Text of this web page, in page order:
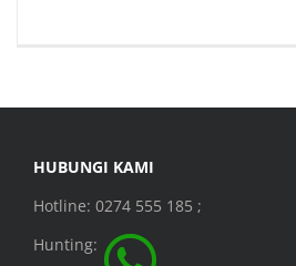
HUBUNGI KAMI
Hotline: 0274 555 185 ;
Hunting: